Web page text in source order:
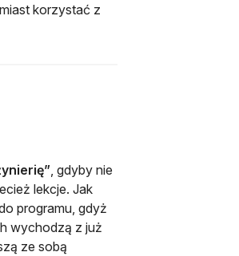
korzystać z
, gdyby nie
lekcje. Jak
programu, gdyż
wychodzą z już
ze sobą